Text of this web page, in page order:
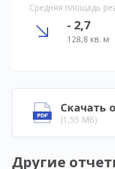
Средняя площадь
- 2,7
128,8 кв. м
Скачать
(1,55 Мб)
Другие